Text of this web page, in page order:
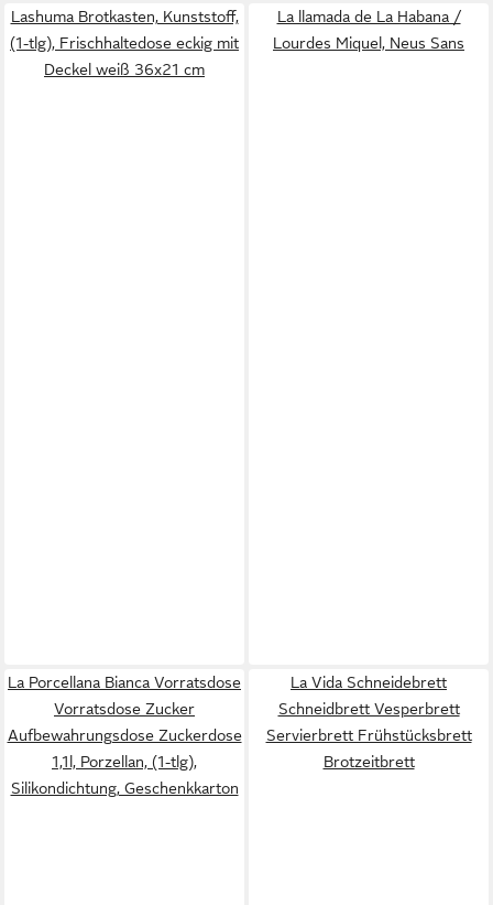
Lashuma Brotkasten, Kunststoff,
(1-tlg), Frischhaltedose eckig mit
Deckel weiß 36x21 cm
La llamada de La Habana /
Lourdes Miquel, Neus Sans
La Porcellana Bianca Vorratsdose
Vorratsdose Zucker
Aufbewahrungsdose Zuckerdose
1,1l, Porzellan, (1-tlg),
Silikondichtung, Geschenkkarton
La Vida Schneidebrett
Schneidbrett Vesperbrett
Servierbrett Frühstücksbrett
Brotzeitbrett